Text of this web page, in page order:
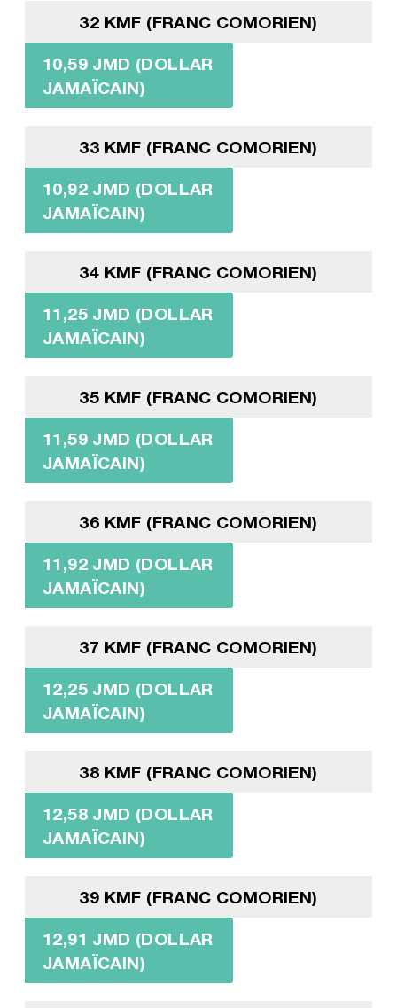
32 KMF (FRANC COMORIEN)
10,59 JMD (DOLLAR
JAMAÏCAIN)
33 KMF (FRANC COMORIEN)
10,92 JMD (DOLLAR
JAMAÏCAIN)
34 KMF (FRANC COMORIEN)
11,25 JMD (DOLLAR
JAMAÏCAIN)
35 KMF (FRANC COMORIEN)
11,59 JMD (DOLLAR
JAMAÏCAIN)
36 KMF (FRANC COMORIEN)
11,92 JMD (DOLLAR
JAMAÏCAIN)
37 KMF (FRANC COMORIEN)
12,25 JMD (DOLLAR
JAMAÏCAIN)
38 KMF (FRANC COMORIEN)
12,58 JMD (DOLLAR
JAMAÏCAIN)
39 KMF (FRANC COMORIEN)
12,91 JMD (DOLLAR
JAMAÏCAIN)